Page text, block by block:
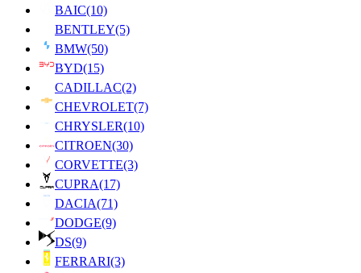
BAIC(10)
BENTLEY(5)
BMW(50)
BYD(15)
CADILLAC(2)
CHEVROLET(7)
CHRYSLER(10)
CITROEN(30)
CORVETTE(3)
CUPRA(17)
DACIA(71)
DODGE(9)
DS(9)
FERRARI(3)